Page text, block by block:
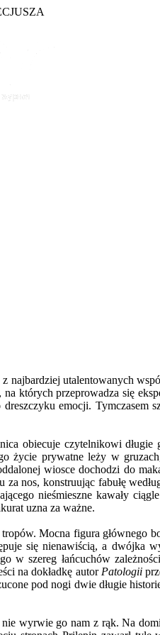
utalentowanych
których przeprowadza się
emocji. Tymczasem
obiecuje czytelnikowi
życie prywatne leży w
wiosce dochodzi do
nos, konstruując fabułę
nieśmieszne kawały
uzna za ważne.
Mocna figura głównego
się nienawiścią, a
w szereg łańcuchów
na dokładkę autor Patologii
pod nogi dwie długie
go nam z rąk. Na